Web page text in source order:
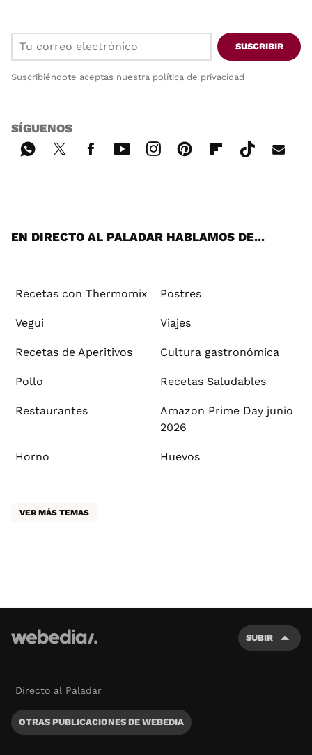
SUSCRIBIR
Suscribiéndote aceptas nuestra política de privacidad
SÍGUENOS
EN DIRECTO AL PALADAR HABLAMOS DE...
Recetas con Thermomix Postres
Vegui Viajes
Recetas de Aperitivos Cultura gastronómica
Pollo Recetas Saludables
Restaurantes
Amazon Prime Day junio
2026
Horno Huevos
VER MÁS TEMAS
SUBIR
Directo al Paladar
OTRAS PUBLICACIONES DE WEBEDIA